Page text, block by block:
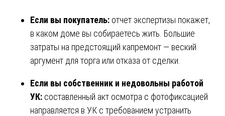
Если вы покупатель: отчет экспертизы покажет,
в каком доме вы собираетесь жить. Большие
затраты на предстоящий капремонт — веский
аргумент для торга или отказа от сделки.
Если вы собственник и недовольны работой
УК: составленный акт осмотра с фотофиксацией
направляется в УК с требованием устранить